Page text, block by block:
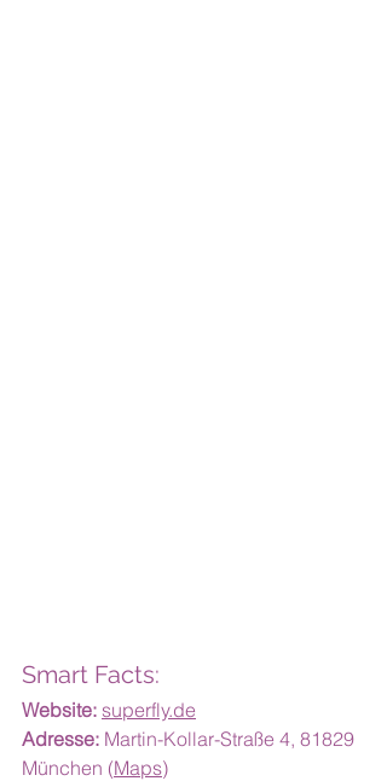
Smart Facts:
Website: superfly.de
Adresse: Martin-Kollar-Straße 4, 81829
München (Maps)